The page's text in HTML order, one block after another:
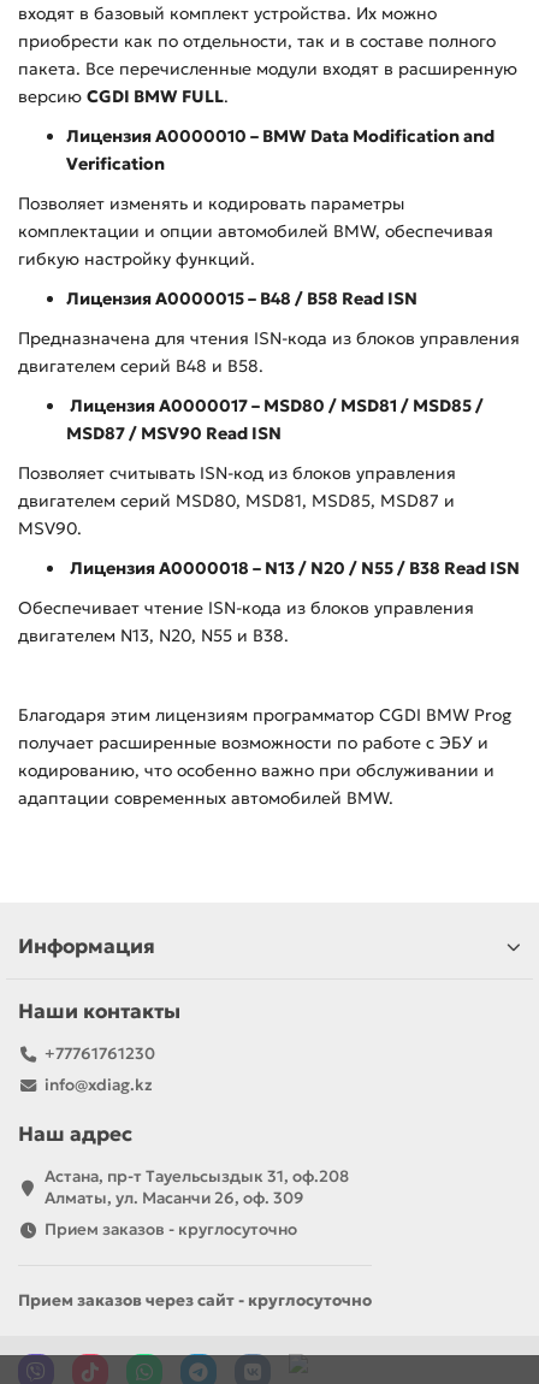
входят в базовый комплект устройства. Их можно
приобрести как по отдельности, так и в составе полного
пакета. Все перечисленные модули входят в расширенную
версию CGDI BMW FULL.
Лицензия A0000010 – BMW Data Modification and
Verification
Позволяет изменять и кодировать параметры
комплектации и опции автомобилей BMW, обеспечивая
гибкую настройку функций.
Лицензия A0000015 – B48 / B58 Read ISN
Предназначена для чтения ISN-кода из блоков управления
двигателем серий B48 и B58.
Лицензия A0000017 – MSD80 / MSD81 / MSD85 /
MSD87 / MSV90 Read ISN
Позволяет считывать ISN-код из блоков управления
двигателем серий MSD80, MSD81, MSD85, MSD87 и
MSV90.
Лицензия A0000018 – N13 / N20 / N55 / B38 Read ISN
Обеспечивает чтение ISN-кода из блоков управления
двигателем N13, N20, N55 и B38.
Благодаря этим лицензиям программатор CGDI BMW Prog
получает расширенные возможности по работе с ЭБУ и
кодированию, что особенно важно при обслуживании и
адаптации современных автомобилей BMW.
Информация
Наши контакты
+77761761230
info@xdiag.kz
Наш адрес
Астана, пр-т Тауельсыздык 31, оф.208
Алматы, ул. Масанчи 26, оф. 309
Прием заказов - круглосуточно
Прием заказов через сайт - круглосуточно